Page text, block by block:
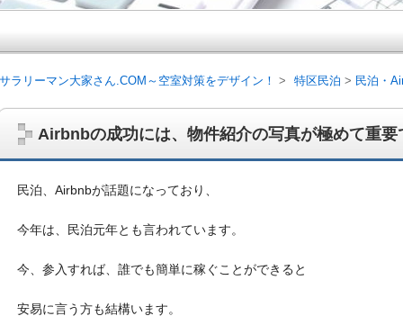
Airbnbの成功には、物件紹介の写真が極めて重要
民泊、Airbnbが話題になっており、
今年は、民泊元年とも言われています。
今、参入すれば、誰でも簡単に稼ぐことができると
安易に言う方も結構います。
サラリーマン大家さん.COM～空室対策をデザイン！ 特区民泊 民泊・
サラリーマン大家さん.COM～空